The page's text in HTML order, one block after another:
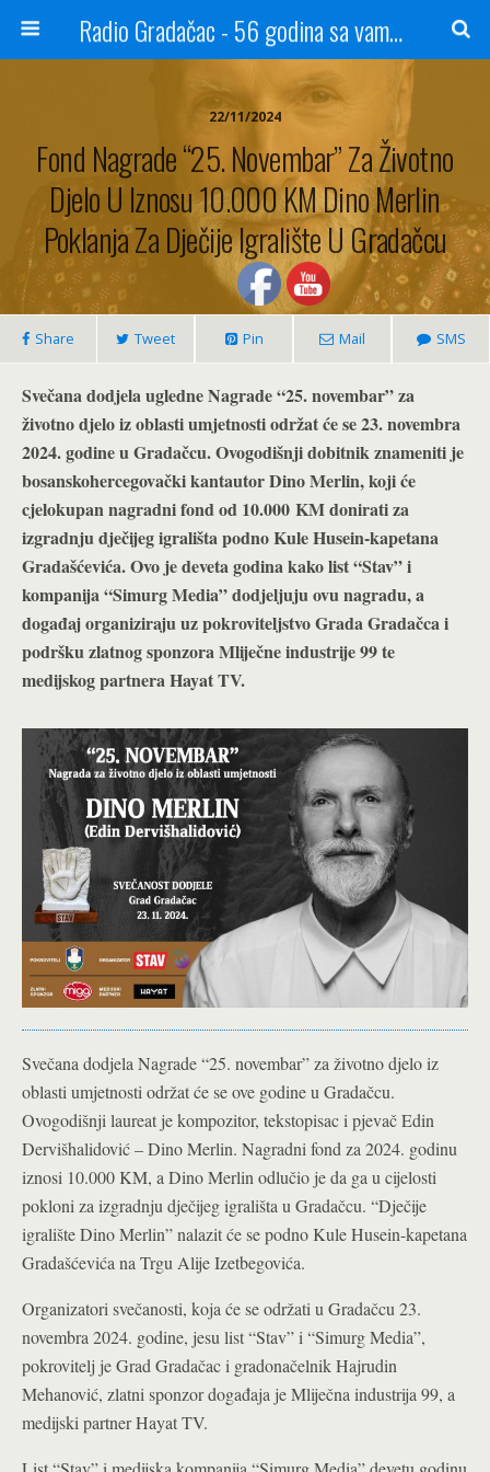
Radio Gradačac - 56 godina sa vama...
22/11/2024
Fond Nagrade “25. Novembar” Za Životno
Djelo U Iznosu 10.000 KM Dino Merlin
Poklanja Za Dječije Igralište U Gradačcu
Share Tweet Pin Mail SMS
Svečana dodjela ugledne Nagrade “25. novembar” za
životno djelo iz oblasti umjetnosti održat će se 23. novembra
2024. godine u Gradačcu. Ovogodišnji dobitnik znameniti je
bosanskohercegovački kantautor Dino Merlin, koji će
cjelokupan nagradni fond od 10.000 KM donirati za
izgradnju dječijeg igrališta podno Kule Husein-kapetana
Gradašćevića. Ovo je deveta godina kako list “Stav” i
kompanija “Simurg Media” dodjeljuju ovu nagradu, a
događaj organiziraju uz pokroviteljstvo Grada Gradačca i
podršku zlatnog sponzora Mliječne industrije 99 te
medijskog partnera Hayat TV.
Svečana dodjela Nagrade “25. novembar” za životno djelo iz
oblasti umjetnosti održat će se ove godine u Gradačcu.
Ovogodišnji laureat je kompozitor, tekstopisac i pjevač Edin
Dervišhalidović – Dino Merlin. Nagradni fond za 2024. godinu
iznosi 10.000 KM, a Dino Merlin odlučio je da ga u cijelosti
pokloni za izgradnju dječijeg igrališta u Gradačcu. “Dječije
igralište Dino Merlin” nalazit će se podno Kule Husein-kapetana
Gradašćevića na Trgu Alije Izetbegovića.
Organizatori svečanosti, koja će se održati u Gradačcu 23.
novembra 2024. godine, jesu list “Stav” i “Simurg Media”,
pokrovitelj je Grad Gradačac i gradonačelnik Hajrudin
Mehanović, zlatni sponzor događaja je Mliječna industrija 99, a
medijski partner Hayat TV.